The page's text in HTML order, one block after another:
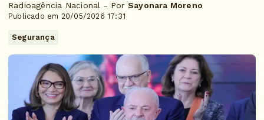
Radioagência Nacional - Por Sayonara Moreno
Publicado em 20/05/2026 17:31
Segurança